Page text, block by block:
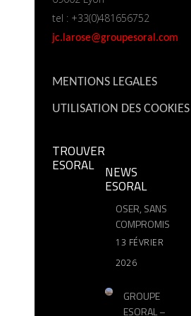
tel : +33(0)481656752
jc.larose@groupesoral.com
MENTIONS LEGALES
UTILISATION DES COOKIES
TROUVER
ESORAL NEWS
ESORAL
OSER, SANS
COMPROMIS
13 FÉVRIER
2026
GROUPE
ESORAL –